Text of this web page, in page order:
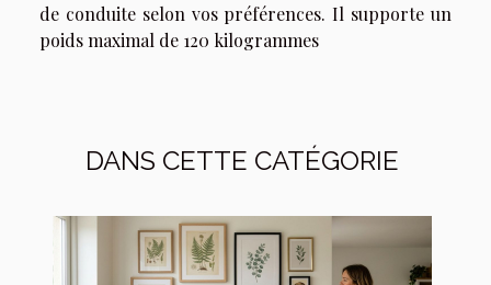
de conduite selon vos préférences. Il supporte un
poids maximal de 120 kilogrammes
DANS CETTE CATÉGORIE